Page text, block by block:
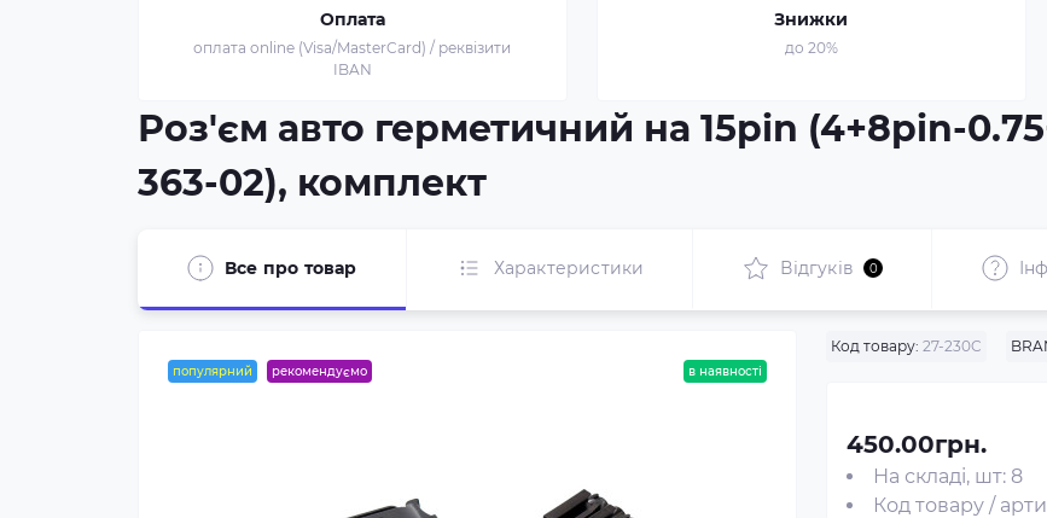
Оплата
оплата online (Visa/MasterCard) / реквізити
IBAN
Знижки
до 20%
Роз'єм авто герметичний на 15pin (4+8pin-
363-02), комплект
Все про товар Характеристики Відгуків 0
популярний рекомендуємо в наявності
Код товару: 27-230C
450.00грн.
На складі, шт: 8
Код товару /